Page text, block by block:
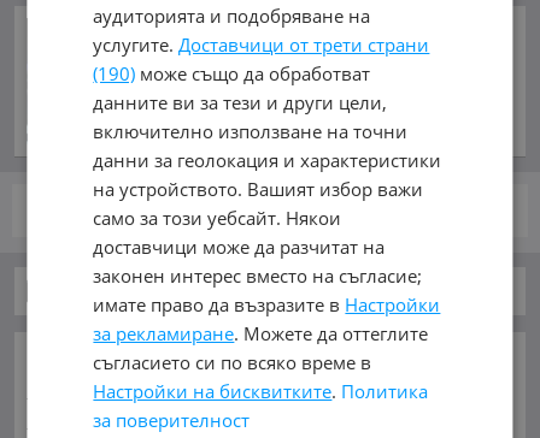
Крал Чарлз III засади роза,
носеща неговото име, в
любимото имение на
Кралицата майка (СНИМКИ)
преди 4 минути
стр. от 1
Бусове
ОСНОВНИ КАТЕГОРИИ В MOBILE.BG:
Карта на сайта Автомобили и Джипове Бусове
Камиони Мотоциклети
аудиторията и подобряване на
услугите.Доставчици от трети страни
(190) може също да обработват
данните ви за тези и други цели,
включително използване на точни
данни за геолокация и характеристики
на устройството. Вашият избор важи
само за този уебсайт. Някои
доставчици може да разчитат на
законен интерес вместо на съгласие;
имате право да възразите в Настройки
за рекламиране. Можете да оттеглите
съгласието си по всяко време в
Настройки на бисквитките. Политика
за поверителност